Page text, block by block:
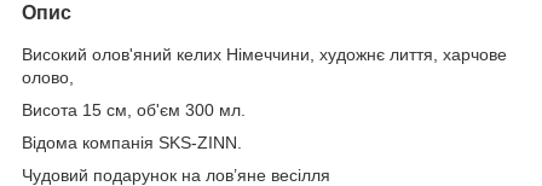
Опис
Високий олов'яний келих Німеччини, художнє лиття, харчове
олово,
Висота 15 см, об'єм 300 мл.
Відома компанія SKS-ZINN.
Чудовий подарунок на лов’яне весілля